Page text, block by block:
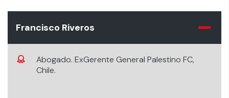
Francisco Riveros
Abogado. ExGerente General Palestino FC,
Chile.